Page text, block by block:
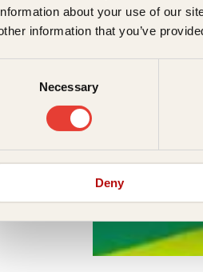
about your use of our
information that you’ve
Necessary
Deny